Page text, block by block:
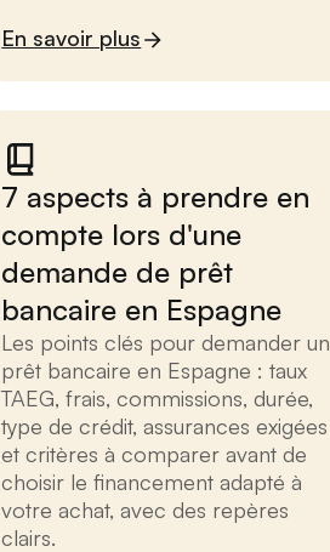
En savoir plus
7 aspects à prendre en
compte lors d'une
demande de prêt
bancaire en Espagne
Les points clés pour demander un
prêt bancaire en Espagne : taux
TAEG, frais, commissions, durée,
type de crédit, assurances exigées
et critères à comparer avant de
choisir le financement adapté à
votre achat, avec des repères
clairs.